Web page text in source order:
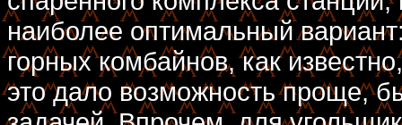
наиболее оптимальный
горных комбайнов, как
это дало возможность проще,